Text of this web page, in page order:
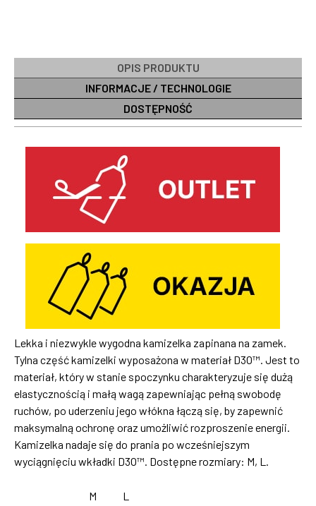
OPIS PRODUKTU
INFORMACJE / TECHNOLOGIE
DOSTĘPNOŚĆ
Lekka i niezwykle wygodna kamizelka zapinana na zamek.
Tylna część kamizelki wyposażona w materiał D3O™. Jest to
materiał, który w stanie spoczynku charakteryzuje się dużą
elastycznością i małą wagą zapewniając pełną swobodę
ruchów, po uderzeniu jego włókna łączą się, by zapewnić
maksymalną ochronę oraz umożliwić rozproszenie energii.
Kamizelka nadaje się do prania po wcześniejszym
wyciągnięciu wkładki D3O™. Dostępne rozmiary: M, L.
M L